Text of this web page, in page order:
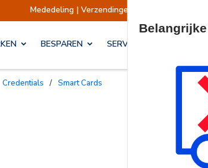
Mededeling | Verzendingen opgeschort
BESPAREN SERVICES & OPLOSSINGEN
Credentials / Smart Cards